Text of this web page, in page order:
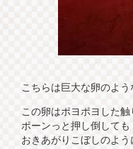
こちらは巨大な卵のよう
この卵はポヨポヨした
ポーンっと押し倒しても
おきあがりこぼしのよう